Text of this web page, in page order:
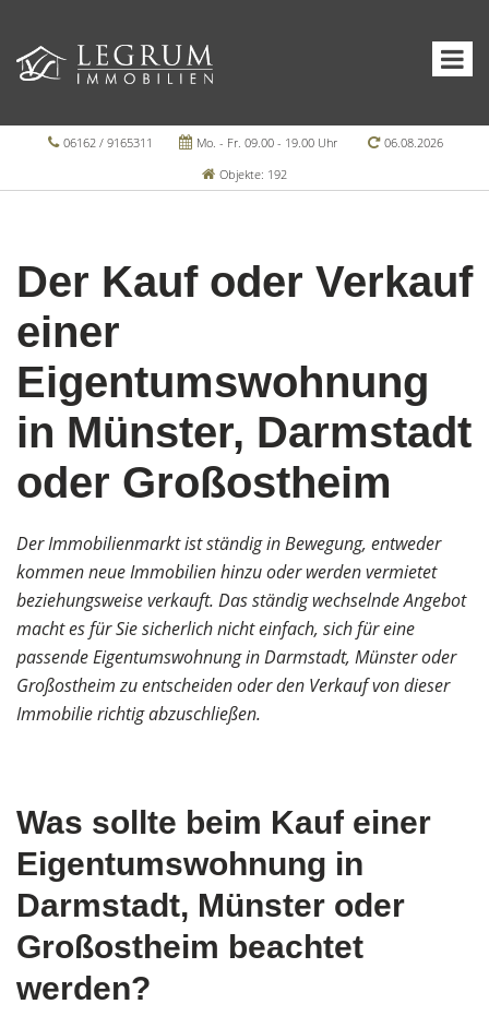
06162 / 9165311 Mo. - Fr. 09.00 - 19.00 Uhr
06.08.2026
Objekte: 192
Der Kauf oder Verkauf
einer
Eigentumswohnung
in Münster, Darmstadt
oder Großostheim
Der Immobilienmarkt ist ständig in Bewegung, entweder
kommen neue Immobilien hinzu oder werden vermietet
beziehungsweise verkauft. Das ständig wechselnde Angebot
macht es für Sie sicherlich nicht einfach, sich für eine
passende Eigentumswohnung in Darmstadt, Münster oder
Großostheim zu entscheiden oder den Verkauf von dieser
Immobilie richtig abzuschließen.
Was sollte beim Kauf einer
Eigentumswohnung in
Darmstadt, Münster oder
Großostheim beachtet
werden?